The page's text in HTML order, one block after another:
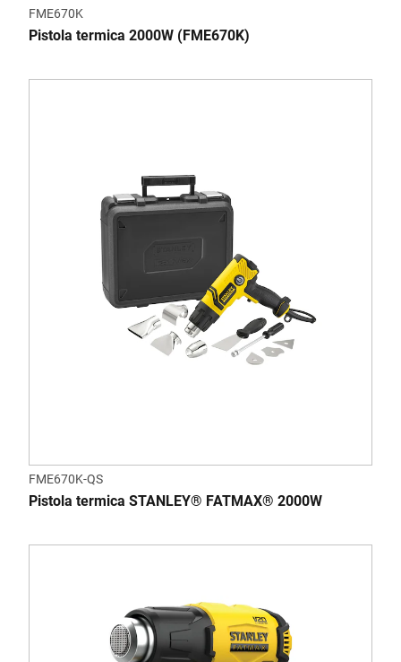
FME670K
Pistola termica 2000W (FME670K)
FME670K-QS
Pistola termica STANLEY® FATMAX® 2000W